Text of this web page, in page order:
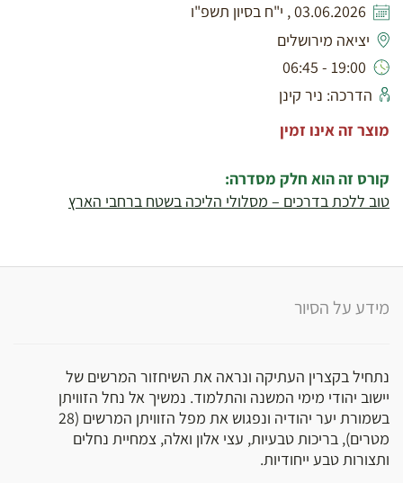
03.06.2026 , י"ח בסיון תשפ"ו
יציאה מירושלים
19:00 - 06:45
הדרכה: ניר קינן
מוצר זה אינו זמין
קורס זה הוא חלק מסדרה:
טוב ללכת בדרכים – מסלולי הליכה בשטח ברחבי הארץ
מידע על הסיור
נתחיל בקצרין העתיקה ונראה את השיחזור המרשים של
יישוב יהודי מימי המשנה והתלמוד. נמשיך אל נחל הזוויתן
בשמורת יער יהודיה ונפגוש את מפל הזוויתן המרשים (28
מטרים), בריכות טבעיות, עצי אלון ואלה, צמחיית נחלים
ותצורות טבע ייחודיות.